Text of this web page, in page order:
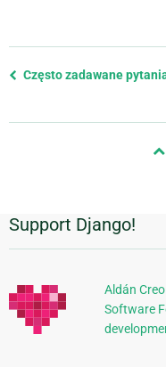
Previous
Często zadawane
Dodatkowe
informacje
Support Django!
Aldán
Software